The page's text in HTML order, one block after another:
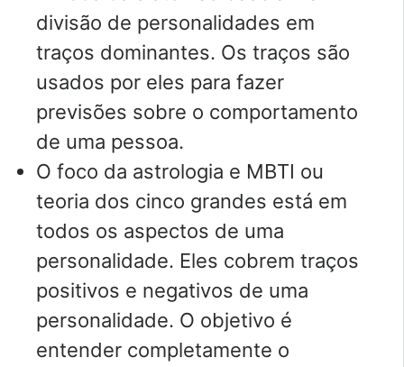
divisão de personalidades em
traços dominantes. Os traços são
usados por eles para fazer
previsões sobre o comportamento
de uma pessoa.
O foco da astrologia e MBTI ou
teoria dos cinco grandes está em
todos os aspectos de uma
personalidade. Eles cobrem traços
positivos e negativos de uma
personalidade. O objetivo é
entender completamente o